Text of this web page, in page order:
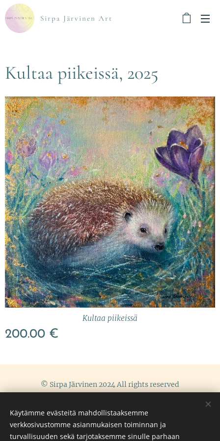
Sirpa Järvinen Art
Kultaa piikeissä, 2025
Kultaa piikeissä
200.00 €
© Sirpa Järvinen 2024 All rights reserved
Languages
English
Suomi
Käytämme evästeitä mahdollistaaksemme
verkkosivustomme asianmukaisen toiminnan ja
turvallisuuden sekä tarjotaksemme sinulle parhaan